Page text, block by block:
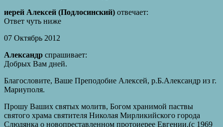
иерей Алексей (Подлосинский) отвечает:
Ответ чуть ниже
07 Октябрь 2012
Александр спрашивает:
Добрых Вам дней.
Благословите, Ваше Преподобие Алексей, р.Б.Александр из г.
Мариуполя.
Прошу Ваших святых молитв, Богом хранимой паствы
святого храма святителя Николая Мирликийского города
Слюдянка о новопреставленном протоиерее Евгении.(с 1969